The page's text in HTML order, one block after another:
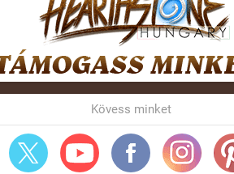
Kövess minket